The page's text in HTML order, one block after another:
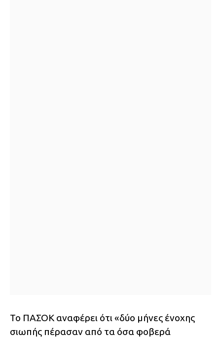
Το ΠΑΣΟΚ αναφέρει ότι «δύο μήνες ένοχης
σιωπής πέρασαν από τα όσα φοβερά